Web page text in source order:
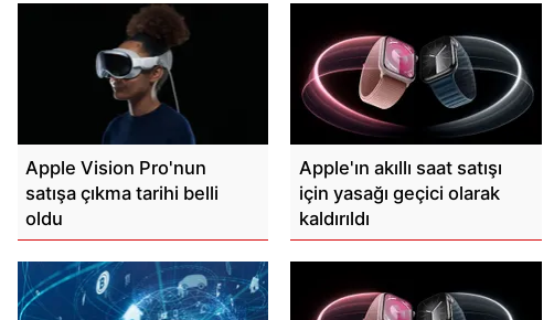
Apple Vision Pro'nun
satışa çıkma tarihi belli
oldu
Apple'ın akıllı saat satışı
için yasağı geçici olarak
kaldırıldı